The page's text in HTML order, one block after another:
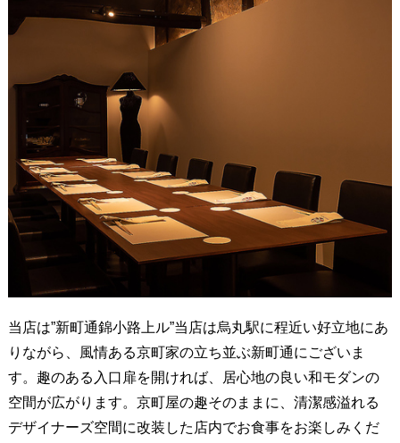
当店は”新町通錦小路上ル”当店は烏丸駅に程近い好立地にあ
りながら、風情ある京町家の立ち並ぶ新町通にございま
す。趣のある入口扉を開ければ、居心地の良い和モダンの
空間が広がります。京町屋の趣そのままに、清潔感溢れる
デザイナーズ空間に改装した店内でお食事をお楽しみくだ